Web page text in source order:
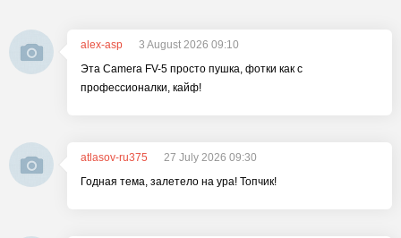
alex-asp
3 August 2026 09:10
Эта Camera FV-5 просто пушка, фотки как с
профессионалки, кайф!
atlasov-ru375
27 July 2026 09:30
Годная тема, залетело на ура! Топчик!